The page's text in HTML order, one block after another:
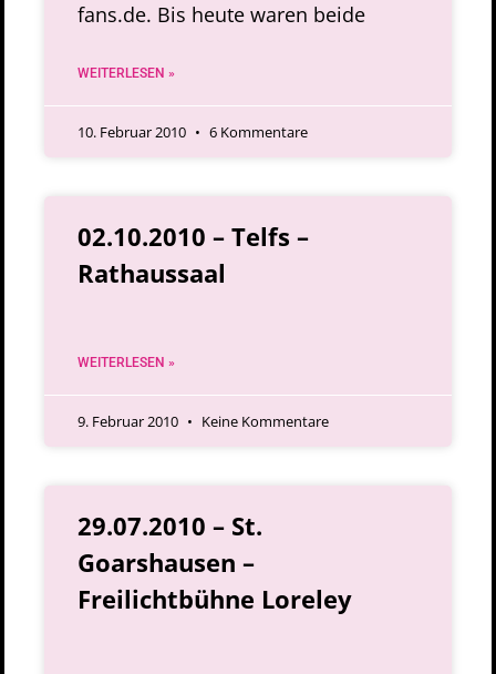
fans.de. Bis heute waren beide
WEITERLESEN »
10. Februar 2010 6 Kommentare
02.10.2010 – Telfs –
Rathaussaal
WEITERLESEN »
9. Februar 2010 Keine Kommentare
29.07.2010 – St.
Goarshausen –
Freilichtbühne Loreley